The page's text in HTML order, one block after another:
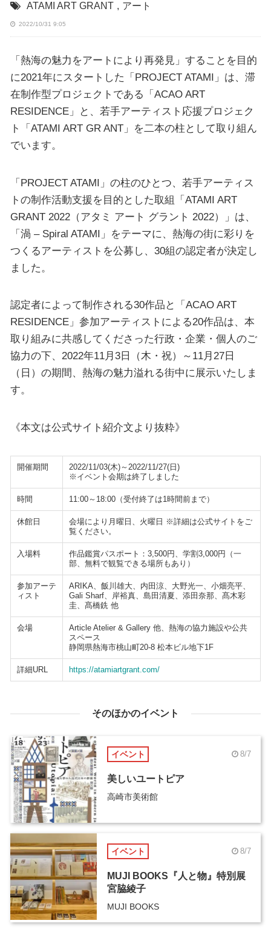
ATAMI ART GRANT , アート
2022/10/31 9:05
「熱海の魅力をアートにより再発見」することを目的
に2021年にスタートした「PROJECT ATAMI」は、滞
在制作型プロジェクトである「ACAO ART
RESIDENCE」と、若手アーティスト応援プロジェク
ト「ATAMI ART GR ANT」を二本の柱として取り組ん
でいます。
「PROJECT ATAMI」の柱のひとつ、若手アーティス
トの制作活動支援を目的とした取組「ATAMI ART
GRANT 2022（アタミ アート グラント 2022）」は、
「渦 – Spiral ATAMI」をテーマに、熱海の街に彩りを
つくるアーティストを公募し、30組の認定者が決定し
ました。
認定者によって制作される30作品と「ACAO ART
RESIDENCE」参加アーティストによる20作品は、本
取り組みに共感してくださった行政・企業・個人のご
協力の下、2022年11月3日（木・祝）～11月27日
（日）の期間、熱海の魅力溢れる街中に展示いたしま
す。
《本文は公式サイト紹介文より抜粋》
開催期間
2022/11/03(木)～2022/11/27(日)
※イベント会期は終了しました
時間 11:00～18:00（受付終了は1時間前まで）
休館日
会場により月曜日、火曜日 ※詳細は公式サイトをご
覧ください。
入場料
作品鑑賞パスポート：3,500円、学割3,000円（一
部、無料で観覧できる場所もあり）
参加アーテ
ィスト
ARIKA、飯川雄大、内田涼、大野光一、小畑亮平、
Gali Sharf、岸裕真、島田清夏、添田奈那、髙木彩
圭、髙橋銑 他
会場
Article Atelier & Gallery 他、熱海の協力施設や公共
スペース
静岡県熱海市桃山町20-8 松本ビル地下1F
詳細URL https://atamiartgrant.com/
そのほかのイベント
イベント 8/7
美しいユートピア
高崎市美術館
イベント 8/7
MUJI BOOKS『人と物』特別展
宮脇綾子
MUJI BOOKS